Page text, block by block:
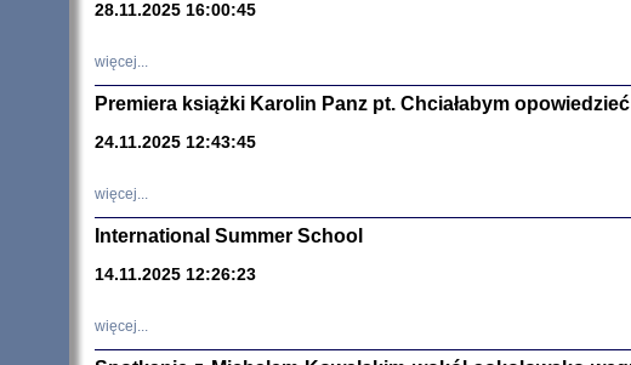
CZYTAJĄC
Dziennik
28.11.2025 16:00:45
więcej...
Premiera książki Karolin Panz pt. Chciałabym
24.11.2025 12:43:45
więcej...
International Summer School
14.11.2025 12:26:23
więcej...